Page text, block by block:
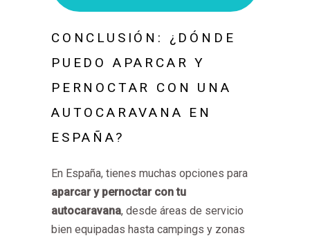
CONCLUSIÓN: ¿DÓNDE
PUEDO APARCAR Y
PERNOCTAR CON UNA
AUTOCARAVANA EN
ESPAÑA?
En España, tienes muchas opciones para
aparcar y pernoctar con tu
autocaravana, desde áreas de servicio
bien equipadas hasta campings y zonas